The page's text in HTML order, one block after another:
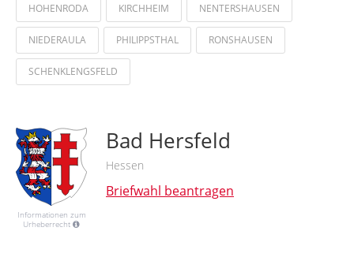
HOHENRODA KIRCHHEIM NENTERSHAUSEN
NIEDERAULA PHILIPPSTHAL RONSHAUSEN
SCHENKLENGSFELD
Informationen zum
Urheberrecht
Bad Hersfeld
Hessen
Briefwahl beantragen